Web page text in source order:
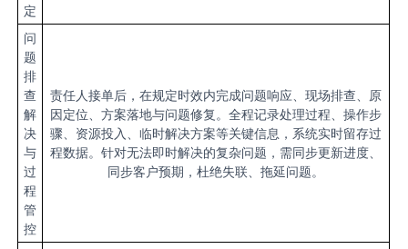
定
问
题
排
查
解
决
与
过
程
管
控
责任人接单后，在规定时效内完成问题响应、现场排查、原
因定位、方案落地与问题修复。全程记录处理过程、操作步
骤、资源投入、临时解决方案等关键信息，系统实时留存过
程数据。针对无法即时解决的复杂问题，需同步更新进度、
同步客户预期，杜绝失联、拖延问题。